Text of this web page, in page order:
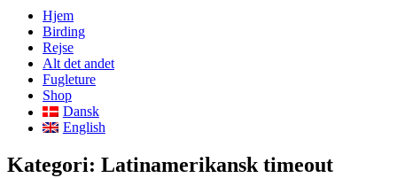
Skip
content
Hjem
Birding
Rejse
Alt det andet
Fugleture
Shop
Dansk
English
Kategori: Latinamerikansk timeout